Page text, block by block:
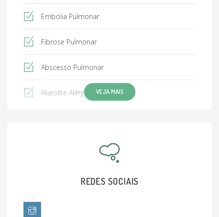
Embolia Pulmonar
Fibrose Pulmonar
Abscesso Pulmonar
Alveolite Alérgica Extrínseca
VEJA MAIS
REDES SOCIAIS